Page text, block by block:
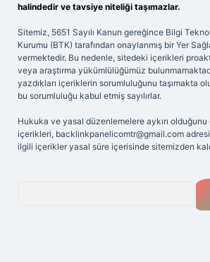
halindedir ve tavsiye niteliği taşımazlar.
Sitemiz, 5651 Sayılı Kanun gereğince Bilgi
Kurumu (BTK) tarafından onaylanmış bir Yer
vermektedir. Bu nedenle, sitedeki içerikleri
veya araştırma yükümlülüğümüz
yazdıkları içeriklerin sorumluluğunu taşımakta
bu sorumluluğu kabul etmiş sayılırlar.
Hukuka ve yasal düzenlemelere aykırı
içerikleri, backlinkpanelicomtr@gmail.com
ilgili içerikler yasal süre içerisinde sitemizden